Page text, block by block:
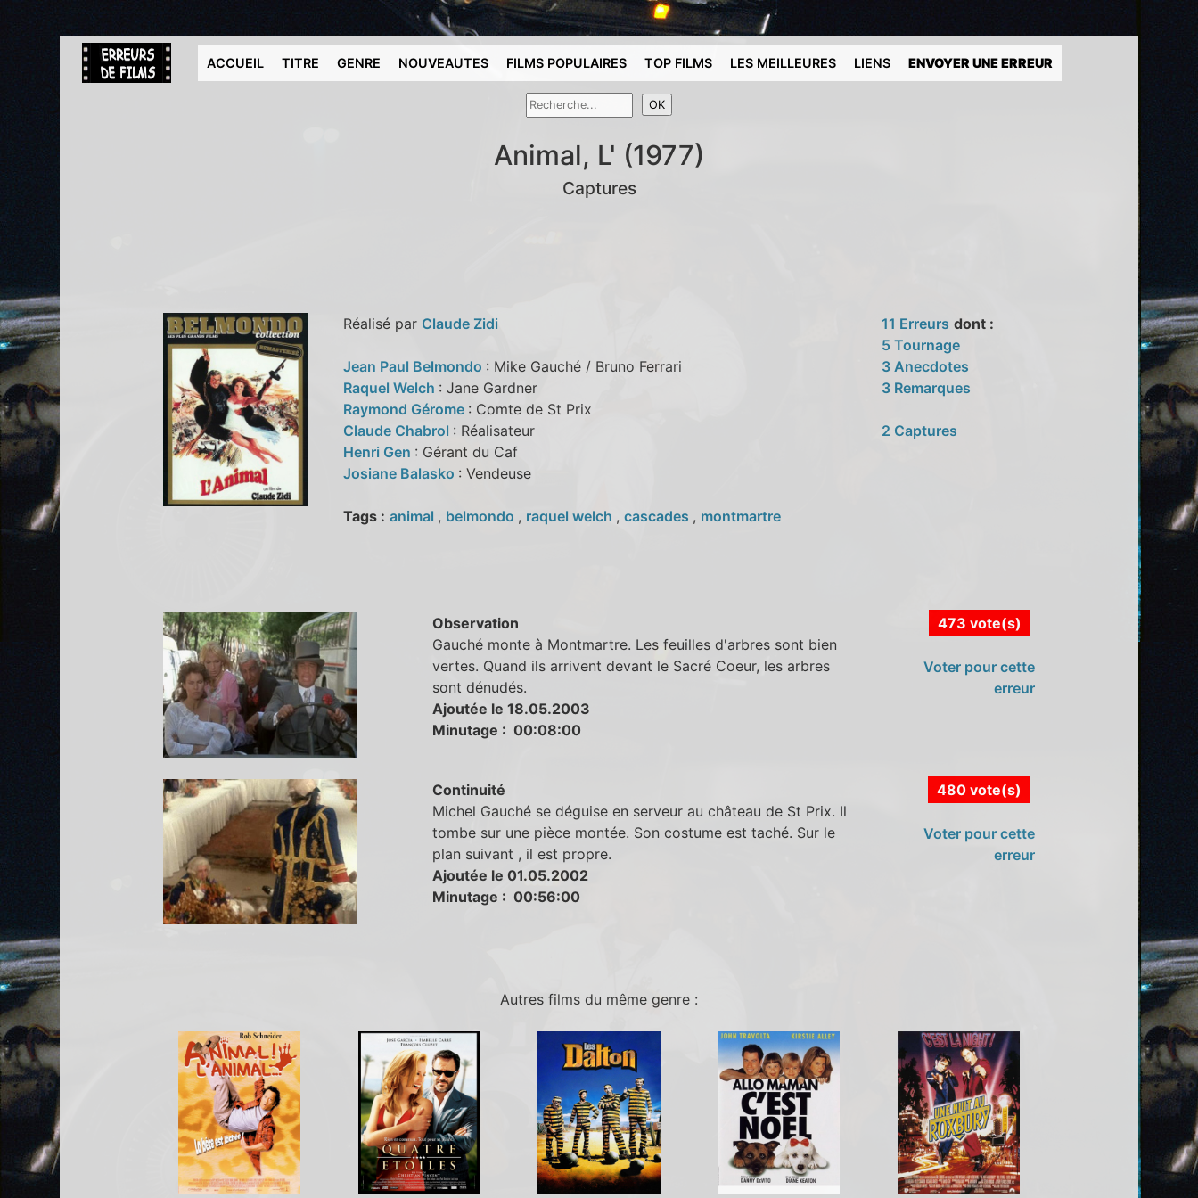
ACCUEIL TITRE GENRE NOUVEAUTES FILMS POPULAIRES TOP FILMS LES MEILLEURES LIENS ENVOYER UNE ERREUR
Animal, L' (1977)
Captures
Réalisé par Claude Zidi
Jean Paul Belmondo : Mike Gauché / Bruno Ferrari
Raquel Welch : Jane Gardner
Raymond Gérome : Comte de St Prix
Claude Chabrol : Réalisateur
Henri Gen : Gérant du Caf
Josiane Balasko : Vendeuse
Tags : animal , belmondo , raquel welch , cascades , montmartre
11 Erreurs dont :
5 Tournage
3 Anecdotes
3 Remarques
2 Captures
Observation
Gauché monte à Montmartre. Les feuilles d'arbres sont bien
vertes. Quand ils arrivent devant le Sacré Coeur, les arbres
sont dénudés.
Ajoutée le 18.05.2003
Minutage : 00:08:00
473 vote(s)
Voter pour cette
erreur
Continuité
Michel Gauché se déguise en serveur au château de St Prix. Il
tombe sur une pièce montée. Son costume est taché. Sur le
plan suivant , il est propre.
Ajoutée le 01.05.2002
Minutage : 00:56:00
480 vote(s)
Voter pour cette
erreur
Autres films du même genre :